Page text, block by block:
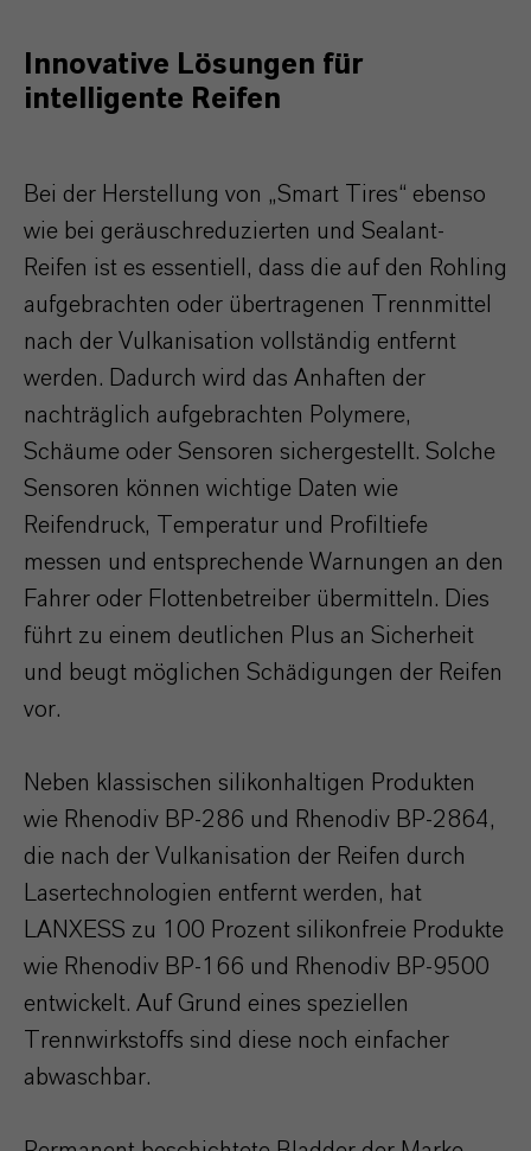
Innovative Lösungen für
intelligente Reifen
Bei der Herstellung von „Smart Tires“ ebenso
wie bei geräuschreduzierten und Sealant-
Reifen ist es essentiell, dass die auf den Rohling
aufgebrachten oder übertragenen Trennmittel
nach der Vulkanisation vollständig entfernt
werden. Dadurch wird das Anhaften der
nachträglich aufgebrachten Polymere,
Schäume oder Sensoren sichergestellt. Solche
Sensoren können wichtige Daten wie
Reifendruck, Temperatur und Profiltiefe
messen und entsprechende Warnungen an den
Fahrer oder Flottenbetreiber übermitteln. Dies
führt zu einem deutlichen Plus an Sicherheit
und beugt möglichen Schädigungen der Reifen
vor.
Neben klassischen silikonhaltigen Produkten
wie Rhenodiv BP-286 und Rhenodiv BP-2864,
die nach der Vulkanisation der Reifen durch
Lasertechnologien entfernt werden, hat
LANXESS zu 100 Prozent silikonfreie Produkte
wie Rhenodiv BP-166 und Rhenodiv BP-9500
entwickelt. Auf Grund eines speziellen
Trennwirkstoffs sind diese noch einfacher
abwaschbar.